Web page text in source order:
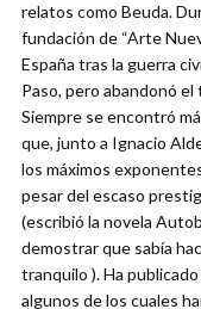
relatos como Beuda.
fundación de “Arte
España tras la guerra
Paso, pero abandonó
Siempre se encontró
que, junto a Ignacio
los máximos
pesar del escaso
(escribió la novela
demostrar que sabía
tranquilo ). Ha
algunos de los cuales